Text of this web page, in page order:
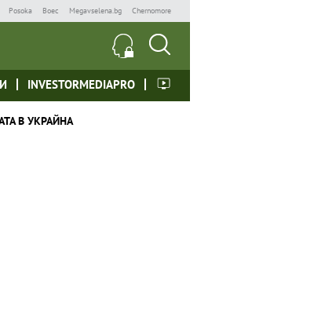
Posoka Boec Megavselena.bg Chernomore
INVESTORMEDIAPRO
В УКРАЙНА